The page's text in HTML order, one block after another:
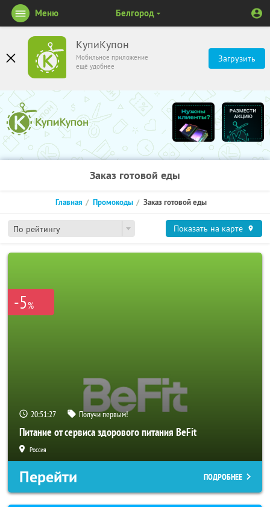
КупиКупон
Мобильное приложение
ещё удобнее
Загрузить
Меню Белгород
Заказ готовой еды
По рейтингу
Главная Промокоды Заказ готовой еды
Показать на карте
-5%
20:51:26 Получи первым!
Питание от сервиса здорового питания BeFit
Россия
Перейти ПОДРОБНЕЕ